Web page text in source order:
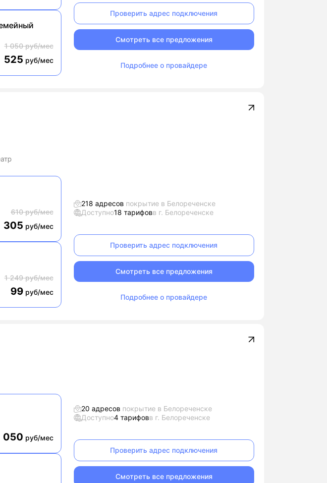
1 050 руб/мес
525 руб/мес
Проверить адрес подключения
Смотреть все предложения
Подробнее о провайдере
610 руб/мес
305 руб/мес
1 249 руб/мес
99руб/мес
218 адресов покрытие в Белореченске
Доступно18 тарифовв г. Белореченске
Проверить адрес подключения
Смотреть все предложения
Подробнее о провайдере
050 руб/мес
20 адресов покрытие в Белореченске
Доступно4 тарифовв г. Белореченске
Проверить адрес подключения
Смотреть все предложения